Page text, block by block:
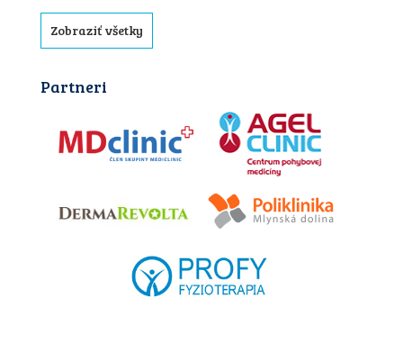
Zobraziť všetky
Partneri